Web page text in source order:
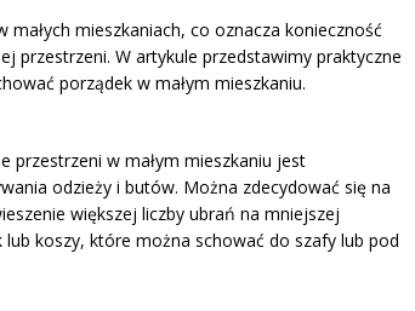
mieszkaniach, co oznacza konieczność
przestrzeni. W artykule przedstawimy praktyczne
porządek w małym mieszkaniu.
przestrzeni w małym mieszkaniu jest
odzieży i butów. Można zdecydować się na
większej liczby ubrań na mniejszej
lub koszy, które można schować do szafy lub pod